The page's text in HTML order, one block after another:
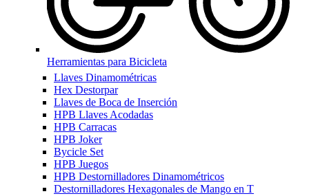
Herramientas para Bicicleta
Llaves Dinamométricas
Hex Destorpar
Llaves de Boca de Inserción
HPB Llaves Acodadas
HPB Carracas
HPB Joker
Bycicle Set
HPB Juegos
HPB Destornilladores Dinamométricos
Destornilladores Hexagonales de Mango en T